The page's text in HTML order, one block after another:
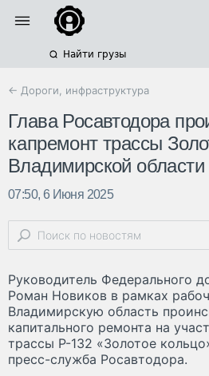
Найти грузы
← Дороги, инфраструктура
Глава Росавтодора
капремонт трассы
Владимирской области
07:50, 6 Июня 2025
Руководитель Федерального
Роман Новиков в рамках
Владимирскую область
капитального ремонта на
трассы Р-132 «Золотое
пресс-служба Росавтодора.